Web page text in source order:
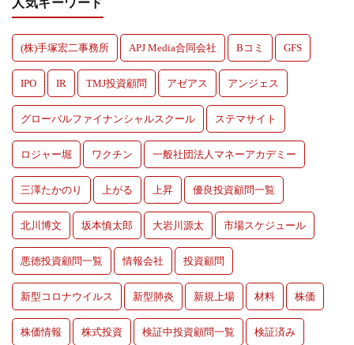
人気キーワード
(株)手塚宏二事務所 APJ Media合同会社 Bコミ GFS
IPO IR TMJ投資顧問 アゼアス アンジェス
グローバルファイナンシャルスクール ステマサイト
ロジャー堀 ワクチン 一般社団法人マネーアカデミー
三澤たかのり 上がる 上昇 優良投資顧問一覧
北川博文 坂本慎太郎 大岩川源太 市場スケジュール
悪徳投資顧問一覧 情報会社 投資顧問
新型コロナウイルス 新型肺炎 新規上場 材料 株価
株価情報 株式投資 検証中投資顧問一覧 検証済み